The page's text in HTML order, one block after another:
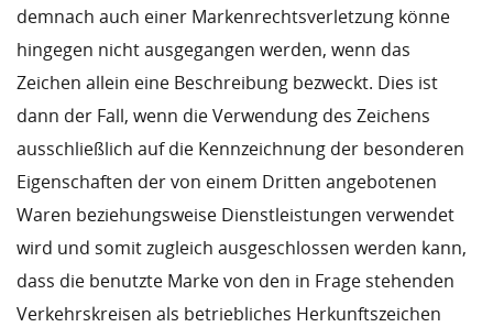
demnach auch einer Markenrechtsverletzung könne
hingegen nicht ausgegangen werden, wenn das
Zeichen allein eine Beschreibung bezweckt. Dies ist
dann der Fall, wenn die Verwendung des Zeichens
ausschließlich auf die Kennzeichnung der besonderen
Eigenschaften der von einem Dritten angebotenen
Waren beziehungsweise Dienstleistungen verwendet
wird und somit zugleich ausgeschlossen werden kann,
dass die benutzte Marke von den in Frage stehenden
Verkehrskreisen als betriebliches Herkunftszeichen